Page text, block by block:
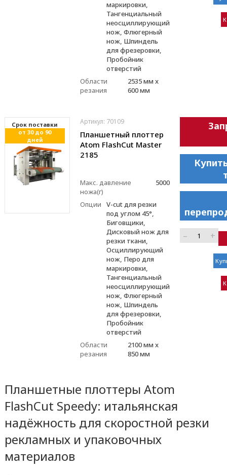
маркировки,
Тангенциальный
неосциллирующий
нож, Флюгерный
нож, Шпиндель
для фрезеровки,
Пробойник
отверстий
Области
резания
2535 мм x
600 мм
Cрок поставки
от 30 до 90
дней
Артикул: 70109
Планшетный плоттер
Atom FlashCut Master
2185
Макс. давление
ножа(г)
5000
Опции
V-cut для резки
под углом 45°,
Биговщики,
Дисковый нож для
резки ткани,
Осциллирующий
нож, Перо для
маркировки,
Тангенциальный
неосциллирующий
нож, Флюгерный
нож, Шпиндель
для фрезеровки,
Пробойник
отверстий
Области
резания
2100 мм x
850 мм
– +
Планшетные плоттеры Atom
FlashCut Speedy: итальянская
надёжность для скоростной резки
рекламных и упаковочных
материалов